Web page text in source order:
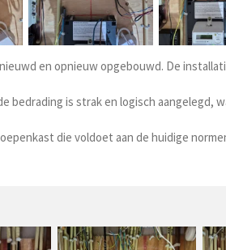
en opnieuw opgebouwd. De
bedrading is strak en logisch
die voldoet aan de huidige